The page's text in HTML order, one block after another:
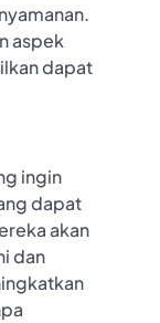
aspek
dapat
ingin
dapat
akan
dan